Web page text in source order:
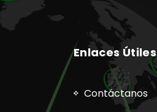
Enlaces Útiles
Contáctanos